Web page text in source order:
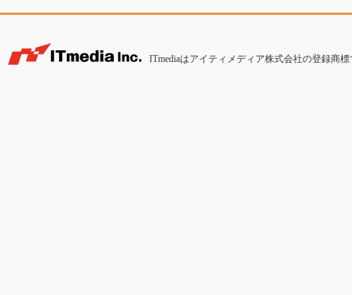
ITmediaはアイティメディア株式会社の登録商